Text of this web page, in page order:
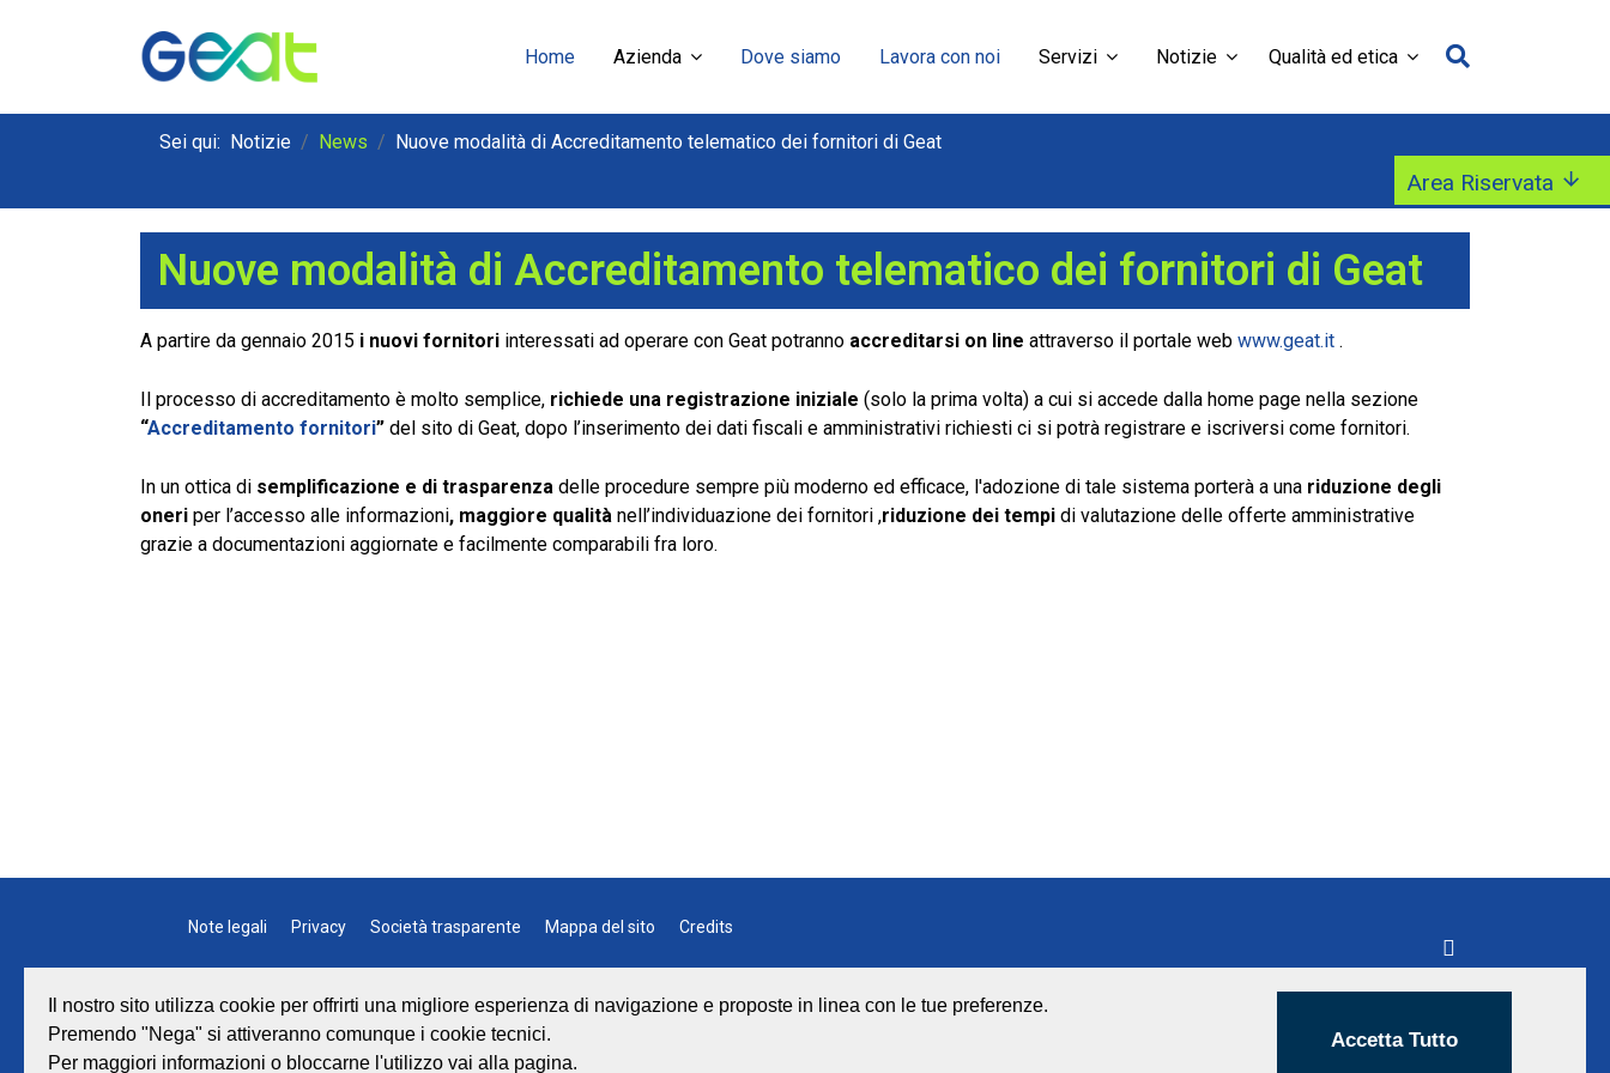
Home Azienda Dove siamo Lavora con noi Servizi Notizie Qualità ed etica
Sei qui: Notizie News Nuove modalità di Accreditamento telematico dei fornitori di Geat
Nuove modalità di Accreditamento telematico dei fornitori di Geat
A partire da gennaio 2015 i nuovi fornitori interessati ad operare con Geat potranno accreditarsi on line attraverso il portale web www.geat.it .
Il processo di accreditamento è molto semplice, richiede una registrazione iniziale (solo la prima volta) a cui si accede dalla home page nella sezione
“Accreditamento fornitori” del sito di Geat, dopo l’inserimento dei dati fiscali e amministrativi richiesti ci si potrà registrare e iscriversi come fornitori.
In un ottica di semplificazione e di trasparenza delle procedure sempre più moderno ed efficace, l'adozione di tale sistema porterà a una riduzione degli
oneri per l’accesso alle informazioni, maggiore qualità nell’individuazione dei fornitori ,riduzione dei tempi di valutazione delle offerte amministrative
grazie a documentazioni aggiornate e facilmente comparabili fra loro.
Area Riservata
Note legali Privacy Società trasparente Mappa del sito Credits
GEAT Srl
Centralino0541 668011
Il nostro sito utilizza cookie per offrirti una migliore esperienza di navigazione e proposte in linea con le tue preferenze.
Premendo "Nega" si attiveranno comunque i cookie tecnici.
Per maggiori informazioni o bloccarne l'utilizzo vai alla pagina.
Accetta Tutto